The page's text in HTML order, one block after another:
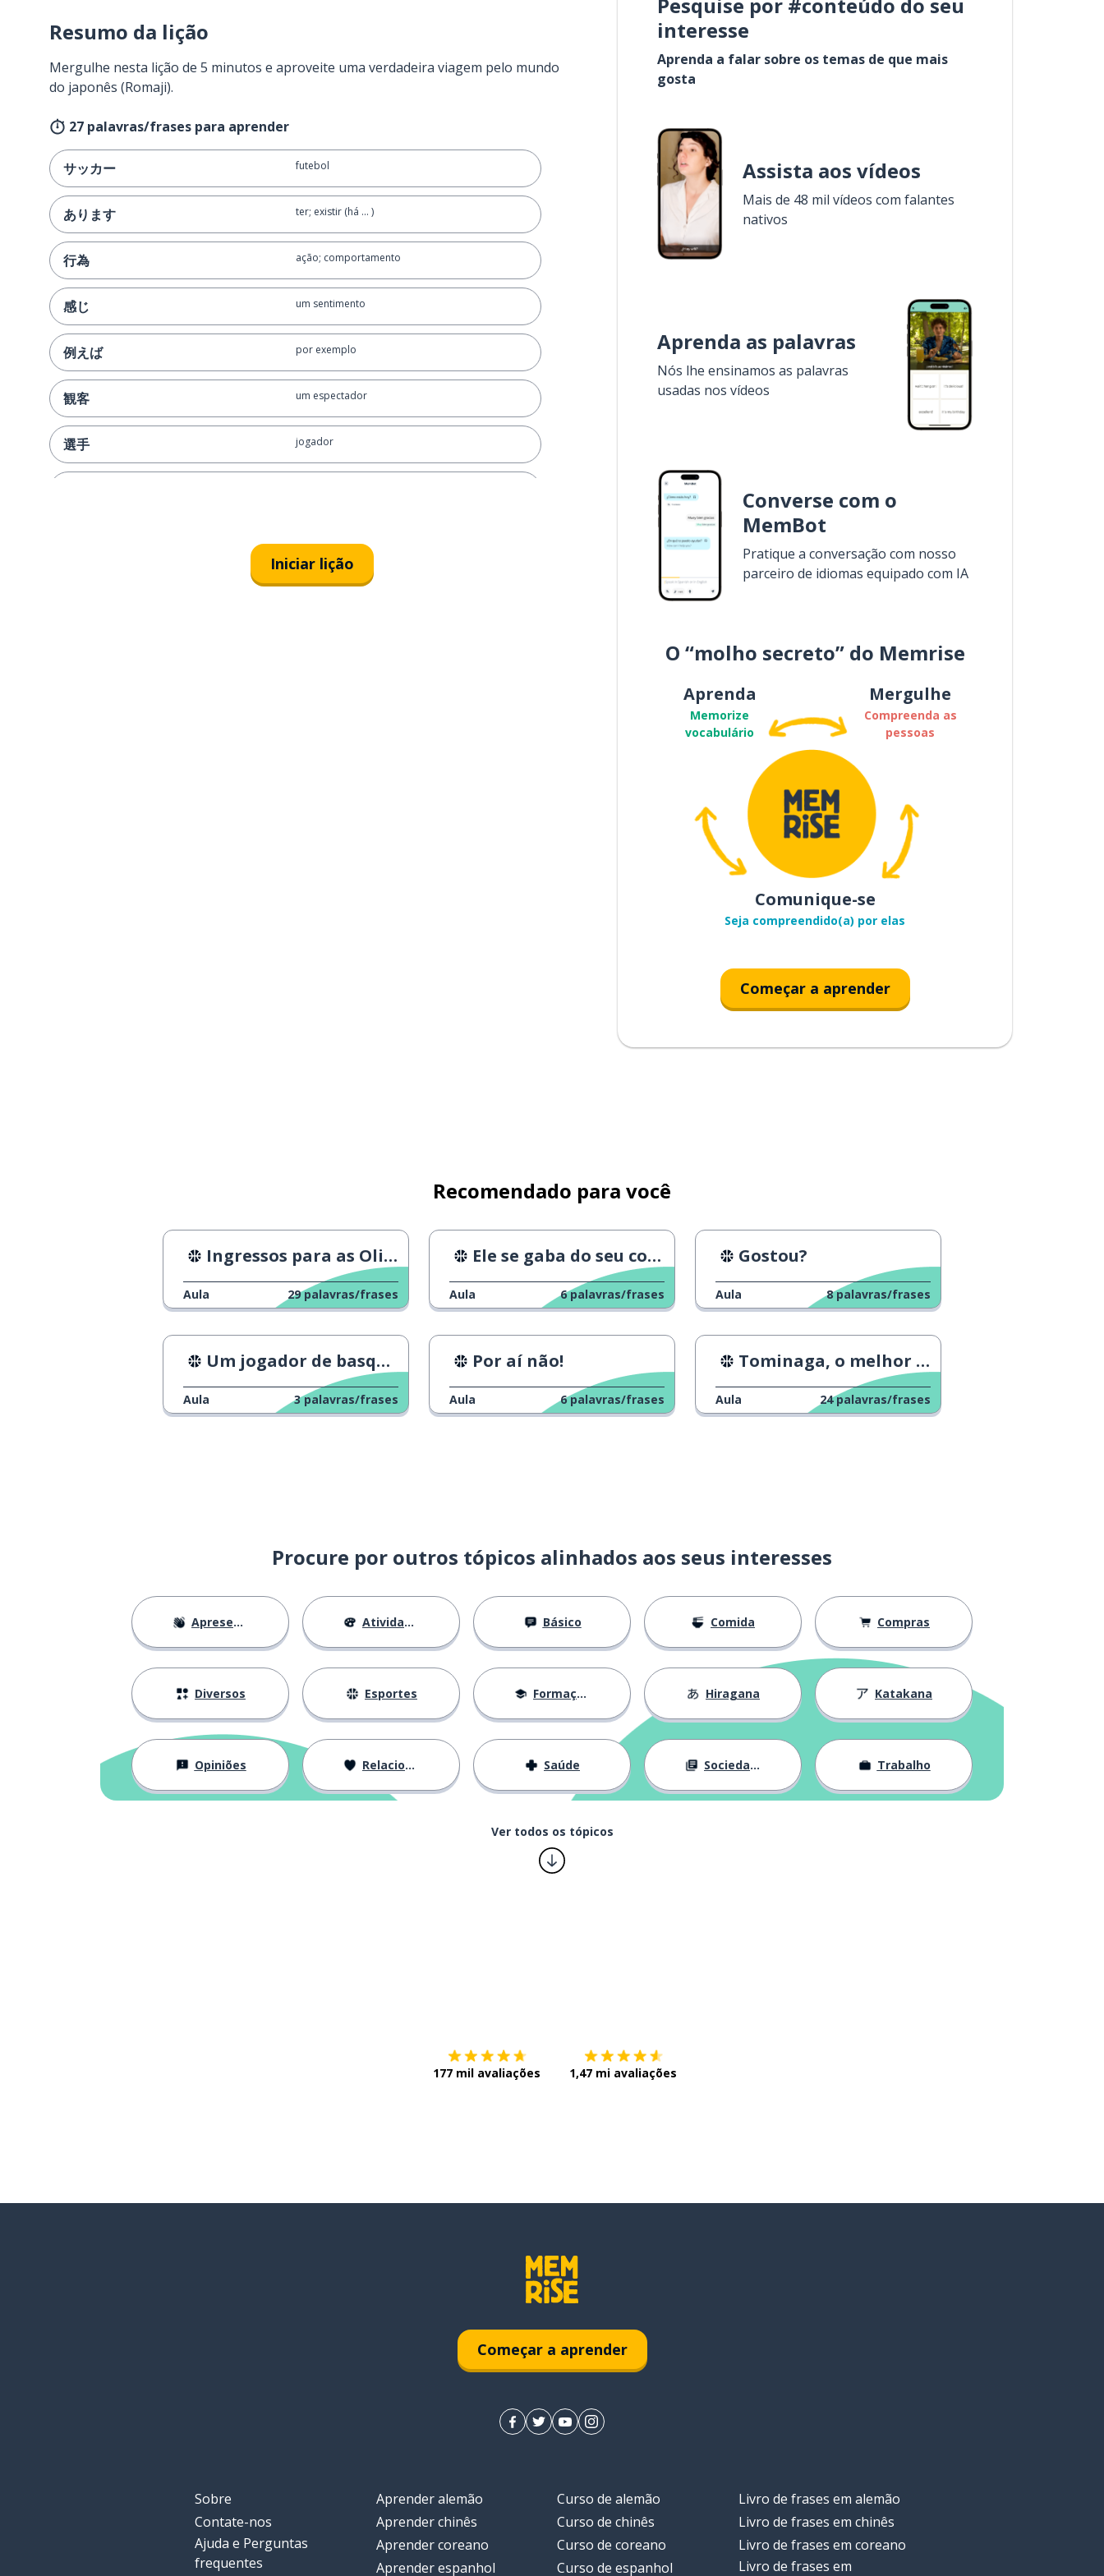
Resumo da lição
Mergulhe nesta lição de 5 minutos e aproveite uma verdadeira viagem pelo mundo
do japonês (Romaji).
27 palavras/frases para aprender
サッカー futebol
あります ter; existir (há ... )
行為 ação; comportamento
感じ um sentimento
例えば por exemplo
観客 um espectador
選手 jogador
um cavalheiro
barulhento
parar
Iniciar lição
interesse
Aprenda a falar sobre os temas de que mais
gosta
Assista aos vídeos
Mais de 48 mil vídeos com falantes
nativos
Aprenda as palavras
Nós lhe ensinamos as palavras
usadas nos vídeos
Converse com o
MemBot
Pratique a conversação com nosso
parceiro de idiomas equipado com IA
O “molho secreto” do Memrise
Aprenda
Memorize
vocabulário
Mergulhe
Compreenda as
pessoas
Comunique-se
Seja compreendido(a) por elas
Começar a aprender
Recomendado para você
Ingressos para as Olimpíadas de Paris
Aula 29 palavras/frases
Ele se gaba do seu conhecimento.
Aula 6 palavras/frases
Gostou?
Aula 8 palavras/frases
Um jogador de basquete ruim
Aula 3 palavras/frases
Por aí não!
Aula 6 palavras/frases
Tominaga, o melhor arremessador da NCAA
Aula 24 palavras/frases
Procure por outros tópicos alinhados aos seus interesses
Apresentações Atividades Básico Comida Compras
Diversos Esportes Formação Hiragana Katakana
Opiniões Relacionamentos Saúde Sociedade Trabalho
Ver todos os tópicos
177 mil avaliações 1,47 mi avaliações
Começar a aprender
Sobre
Contate-nos
Ajuda e Perguntas
frequentes
Aprender alemão
Aprender chinês
Aprender coreano
Aprender espanhol
Curso de alemão
Curso de chinês
Curso de coreano
Curso de espanhol
Livro de frases em alemão
Livro de frases em chinês
Livro de frases em coreano
Livro de frases em